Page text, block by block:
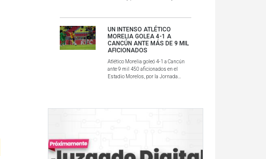
UN INTENSO ATLÉTICO
MORELIA GOLEA 4-1 A
CANCÚN ANTE MÁS DE 9 MIL
AFICIONADOS
Atlético Morelia goleó 4-1 a Cancún
ante 9 mil 450 aficionados en el
Estadio Morelos, por la Jornada...